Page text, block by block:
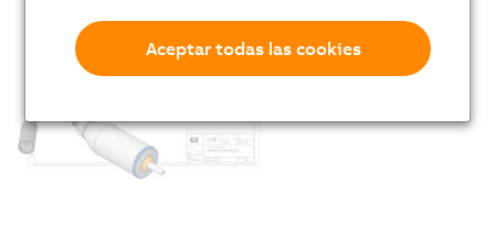
Aceptar todas las cookies